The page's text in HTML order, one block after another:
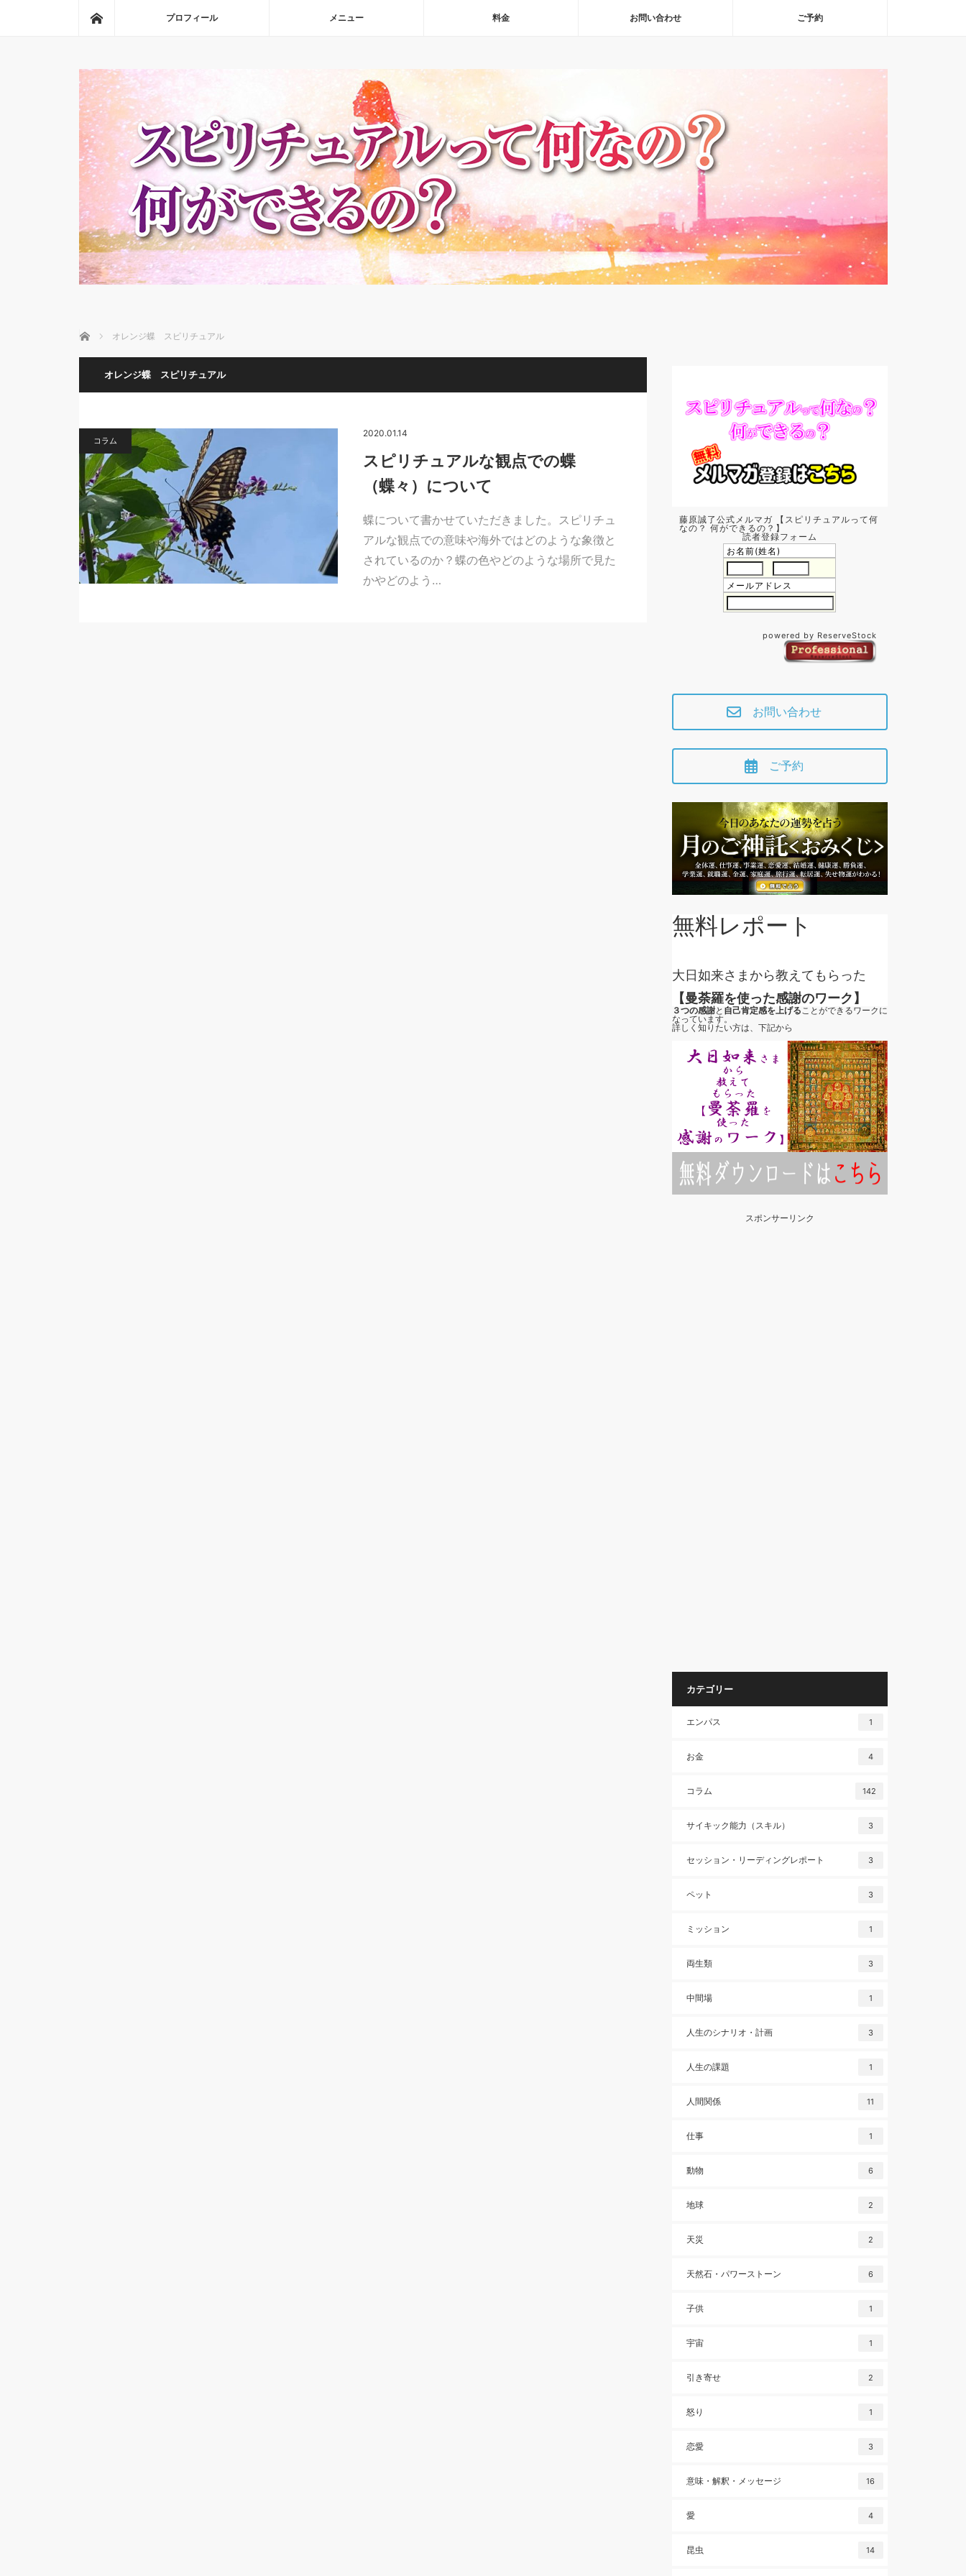
プロフィール メニュー 料金 お問い合わせ ご予約
ホーム オレンジ蝶 スピリチュアル
オレンジ蝶 スピリチュアル
コラム
2020.01.14
スピリチュアルな観点での蝶
（蝶々）について
蝶について書かせていただきました。スピリチュ
アルな観点での意味や海外ではどのような象徴と
されているのか？蝶の色やどのような場所で見た
かやどのよう…
藤原誠了公式メルマガ 【スピリチュアルって何
なの？ 何ができるの？】
読者登録フォーム
お名前(姓名)
メールアドレス
powered by ReserveStock
お問い合わせ
ご予約
無料レポート
大日如来さまから教えてもらった
【曼荼羅を使った感謝のワーク】
３つの感謝と 自己肯定感を上げることができるワークに
なっています。
詳しく知りたい方は、下記から
スポンサーリンク
カテゴリー
エンパス 1
お金 4
コラム 142
サイキック能力（スキル） 3
セッション・リーディングレポート 3
ペット 3
ミッション 1
両生類 3
中間場 1
人生のシナリオ・計画 3
人生の課題 1
人間関係 11
仕事 1
動物 6
地球 2
天災 2
天然石・パワーストーン 6
子供 1
宇宙 1
引き寄せ 2
怒り 1
恋愛 3
意味・解釈・メッセージ 16
愛 4
昆虫 14